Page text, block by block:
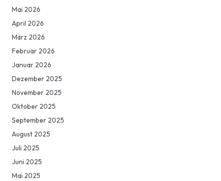
Mai 2026
April 2026
März 2026
Februar 2026
Januar 2026
Dezember 2025
November 2025
Oktober 2025
September 2025
August 2025
Juli 2025
Juni 2025
Mai 2025